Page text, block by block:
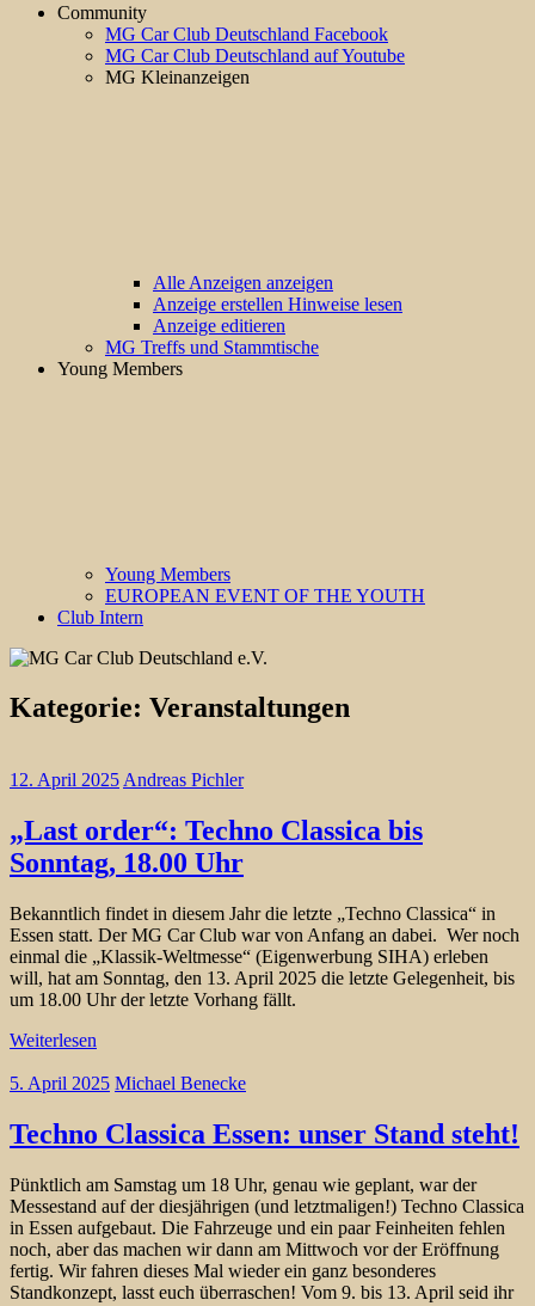
Community
MG Car Club Deutschland Facebook
MG Car Club Deutschland auf Youtube
MG Kleinanzeigen
Alle Anzeigen anzeigen
Anzeige erstellen Hinweise lesen
Anzeige editieren
MG Treffs und Stammtische
Young Members
Young Members
EUROPEAN EVENT OF THE YOUTH
Club Intern
Kategorie: Veranstaltungen
12. April 2025 Andreas Pichler
„Last order“: Techno Classica bis
Sonntag, 18.00 Uhr
Bekanntlich findet in diesem Jahr die letzte „Techno Classica“ in
Essen statt. Der MG Car Club war von Anfang an dabei. Wer noch
einmal die „Klassik-Weltmesse“ (Eigenwerbung SIHA) erleben
will, hat am Sonntag, den 13. April 2025 die letzte Gelegenheit, bis
um 18.00 Uhr der letzte Vorhang fällt.
Weiterlesen
5. April 2025 Michael Benecke
Techno Classica Essen: unser Stand steht!
Pünktlich am Samstag um 18 Uhr, genau wie geplant, war der
Messestand auf der diesjährigen (und letztmaligen!) Techno Classica
in Essen aufgebaut. Die Fahrzeuge und ein paar Feinheiten fehlen
noch, aber das machen wir dann am Mittwoch vor der Eröffnung
fertig. Wir fahren dieses Mal wieder ein ganz besonderes
Standkonzept, lasst euch überraschen! Vom 9. bis 13. April seid ihr